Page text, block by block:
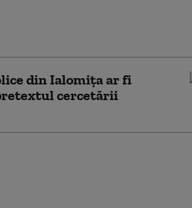
din Ialomița ar fi
cercetării